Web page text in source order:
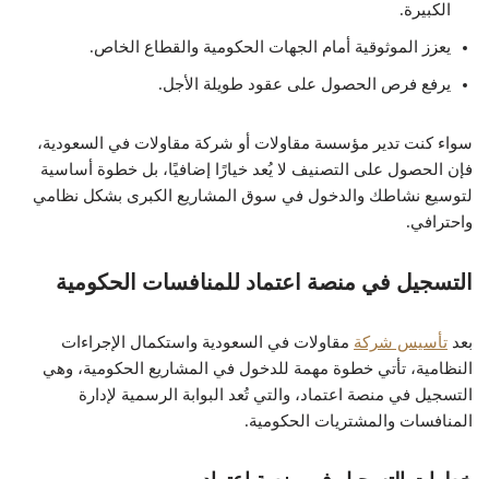
الكبيرة.
يعزز الموثوقية أمام الجهات الحكومية والقطاع الخاص.
يرفع فرص الحصول على عقود طويلة الأجل.
سواء كنت تدير مؤسسة مقاولات أو شركة مقاولات في السعودية،
فإن الحصول على التصنيف لا يُعد خيارًا إضافيًا، بل خطوة أساسية
لتوسيع نشاطك والدخول في سوق المشاريع الكبرى بشكل نظامي
واحترافي.
التسجيل في منصة اعتماد للمنافسات الحكومية
بعد تأسيس شركة مقاولات في السعودية واستكمال الإجراءات
النظامية، تأتي خطوة مهمة للدخول في المشاريع الحكومية، وهي
التسجيل في منصة اعتماد، والتي تُعد البوابة الرسمية لإدارة
المنافسات والمشتريات الحكومية.